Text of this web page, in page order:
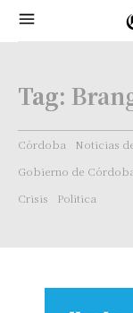
Tag:
Córdoba Noticias
Gobierno de
Crisis
Politica